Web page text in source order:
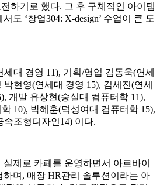
하기로 했다. 그 후 구체적인 아이템
도 ‘창업304: X-design’ 수업이 큰 도
대 경영 11), 기획/영업 김동욱(연세
현영(연세대 경영 15), 김세진(연세
개발 유상현(숭실대 컴퓨터학 11),
10), 박혜훈(덕성여대 컴퓨터학 15),
조형디자인14) 이다.
제로 카페를 운영하면서 아르바이
며, 매장 HR관리 솔루션이라는 아